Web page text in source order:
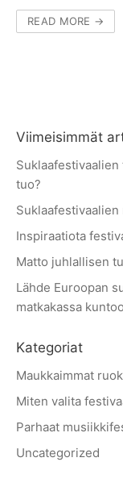
READ MORE →
Viimeisimmät
tuo?
Inspiraatiota
Matto juhlallisen
Lähde Euroopan
matkakassa
Kategoriat
Maukkaimmat
Miten valita
Parhaat
Uncategorized